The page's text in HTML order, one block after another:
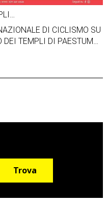
DI CICLISMO SU
TEMPLI DI PAESTUM…
Trova